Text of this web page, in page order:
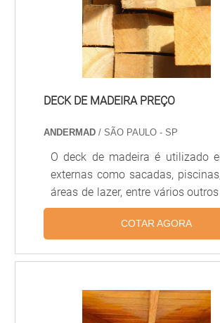
para arquitetura e decoração.
aplicável a diversos tipos de
proporciona.
DECK DE MADEIRA PREÇO
ANDERMAD / SÃO PAULO - SP
O deck de madeira é utilizado
externas como sacadas,
áreas de lazer, entre vários
Esse revestimento é fabricado
de alta qualidade, como a
resistência, além de contar com
do ambiente. Por isso, ao
deck de madeira preço é muito
COTAR AGORA